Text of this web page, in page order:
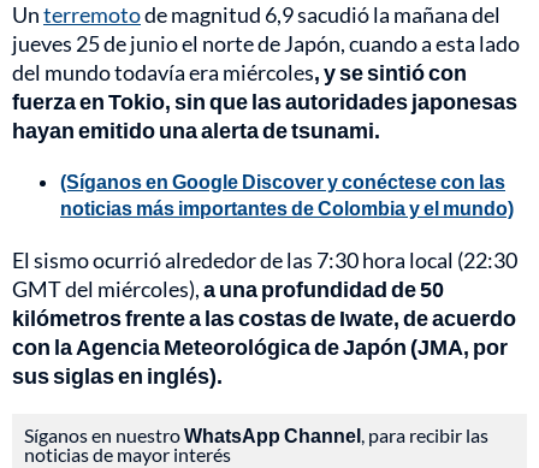
Unterremotode magnitud 6,9 sacudió la mañana del
jueves 25 de junio el norte de Japón, cuando a esta lado
del mundo todavía era miércoles, y se sintió con
fuerza en Tokio, sin que las autoridades japonesas
hayan emitido una alerta de tsunami.
(Síganos en Google Discover y conéctese con las
noticias más importantes de Colombia y el mundo)
El sismo ocurrió alrededor de las 7:30 hora local (22:30
GMT del miércoles),a una profundidad de 50
kilómetros frente a las costas de Iwate, de acuerdo
con la Agencia Meteorológica de Japón (JMA, por
sus siglas en inglés).
Síganos en nuestroWhatsApp Channel, para recibir las
noticias de mayor interés